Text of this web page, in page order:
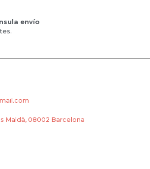
envío
Maldà, 08002 Barcelona